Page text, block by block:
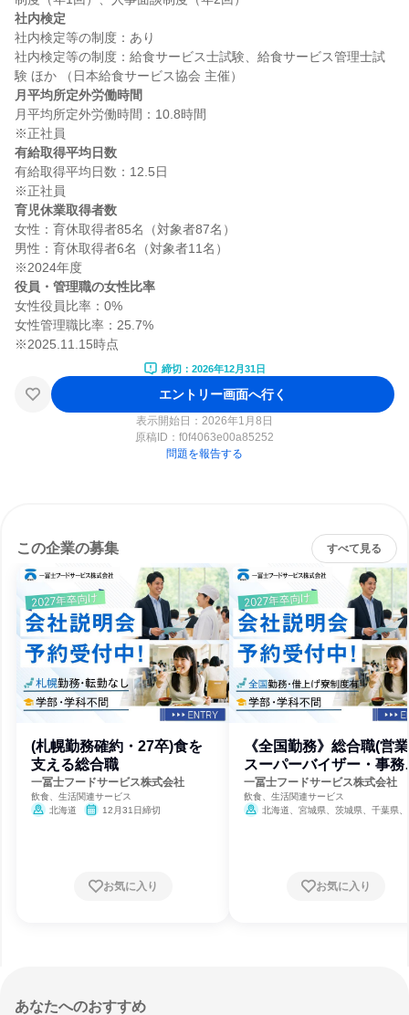
社内検定
社内検定等の制度：あり
社内検定等の制度：給食サービス士試験、給食サービス管理士試
月平均所定外労働時間
月平均所定外労働時間：10.8時間
有給取得平均日数
有給取得平均日数：12.5日
育児休業取得者数
女性：育休取得者85名（対象者87名）
男性：育休取得者6名（対象者11名）
役員・管理職の女性比率
女性役員比率：0%
女性管理職比率：25.7%
締切：2026年12月31日
エントリー画面へ行く
表示開始日：2026年1月8日
原稿ID： f0f4063e00a85252
問題を報告する
この企業の募集 すべて見る
(札幌勤務確約・27卒)食を
支える総合職
一冨士フードサービス株式会社
飲食、生活関連サービス
北海道
12月31日締切
お気に入り
《全国勤務》総合職(営
スーパーバイザー・事務
画)
一冨士フードサービス株式会社
飲食、生活関連サービス
北海道、宮城県、茨城県、千葉県
お気に入り
あなたへのおすすめ